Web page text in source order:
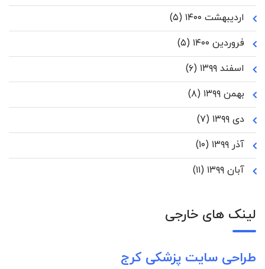
اردیبهشت ۱۴۰۰
(۵)
فروردین ۱۴۰۰
(۵)
اسفند ۱۳۹۹
(۶)
بهمن ۱۳۹۹
(۸)
دی ۱۳۹۹
(۷)
آذر ۱۳۹۹
(۱۰)
آبان ۱۳۹۹
(۱۱)
لینک های خارجی
طراحی سایت پزشکی کرج